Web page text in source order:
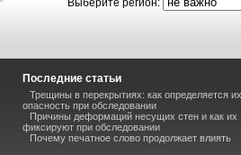
Выберите регион:
Последние статьи
Трещины в перекрытиях: как определяется их
опасность при обследовании
Причины деформаций несущих стен и как их
фиксируют при обследовании
Почему печатное слово продолжает влиять